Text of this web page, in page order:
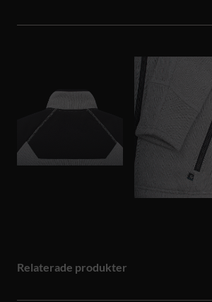
Relaterade produkter